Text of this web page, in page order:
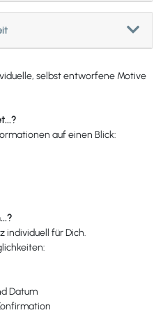
selbst entworfene Motive
auf einen Blick:
individuell für Dich.
Datum